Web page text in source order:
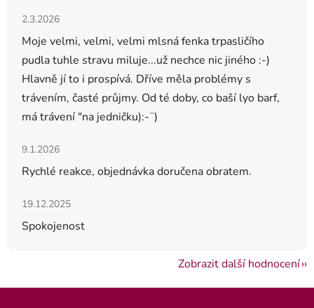
Hodnocení obchodu je 5 z 5 hvězdiček.
2.3.2026
Moje velmi, velmi, velmi mlsná fenka trpasličího
pudla tuhle stravu miluje...už nechce nic jiného :-)
Hlavně jí to i prospívá. Dříve měla problémy s
trávením, časté průjmy. Od té doby, co baší lyo barf,
má trávení "na jedničku):-¨)
Hodnocení obchodu je 5 z 5 hvězdiček.
9.1.2026
Rychlé reakce, objednávka doručena obratem.
Hodnocení obchodu je 5 z 5 hvězdiček.
19.12.2025
Spokojenost
Zobrazit další hodnocení